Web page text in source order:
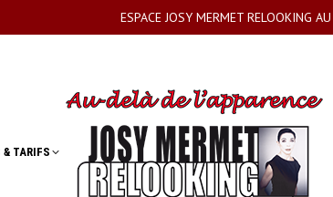
ESPACE JOSY MERMET RELOOKING
& TARIFS